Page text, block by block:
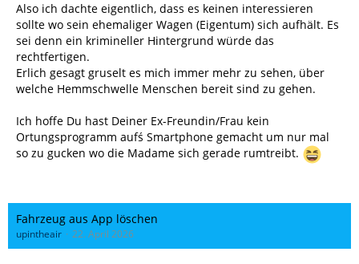
Also ich dachte eigentlich, dass es keinen interessieren
sollte wo sein ehemaliger Wagen (Eigentum) sich aufhält. Es
sei denn ein krimineller Hintergrund würde das
rechtfertigen.
Erlich gesagt gruselt es mich immer mehr zu sehen, über
welche Hemmschwelle Menschen bereit sind zu gehen.
Ich hoffe Du hast Deiner Ex-Freundin/Frau kein
Ortungsprogramm aufś Smartphone gemacht um nur mal
so zu gucken wo die Madame sich gerade rumtreibt.
Fahrzeug aus App löschen
upintheair 22. April 2026